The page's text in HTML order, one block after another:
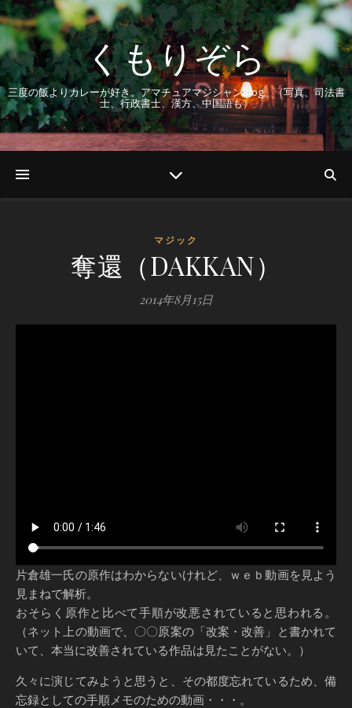
くもりぞら
三度の飯よりカレーが好き。アマチュアマジシャンBlog。（写真、司法書
士、行政書士、漢方、中国語も）
マジック
奪還（DAKKAN）
2014年8月15日
片倉雄一氏の原作はわからないけれど、ｗｅｂ動画を見よう
見まねで解析。
おそらく原作と比べて手順が改悪されていると思われる。
（ネット上の動画で、〇〇原案の「改案・改善」と書かれて
いて、本当に改善されている作品は見たことがない。）
久々に演じてみようと思うと、その都度忘れているため、備
忘録としての手順メモのための動画・・・。